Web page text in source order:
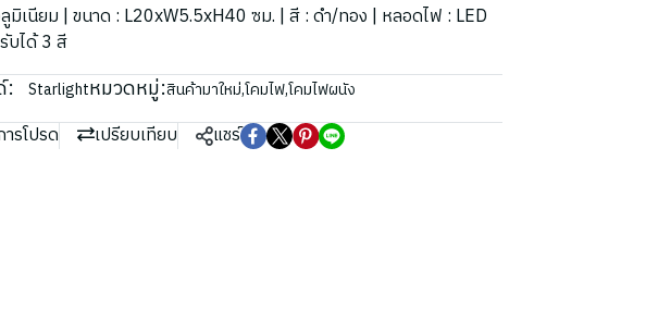
มิเนียม | ขนาด : L20xW5.5xH40 ซม. | สี : ดำ/ทอง | หลอดไฟ : LED
บได้ 3 สี
: Starlightหมวดหมู่:สินค้ามาใหม่,โคมไฟ,โคมไฟผนัง
รโปรด เปรียบเทียบ แชร์